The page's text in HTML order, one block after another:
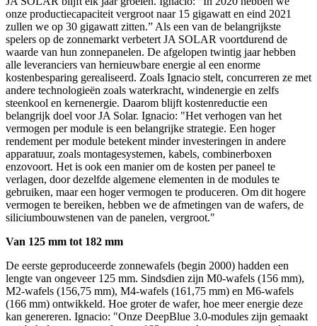
onze productiecapaciteit vergroot naar 15 gigawatt en eind 2021
zullen we op 30 gigawatt zitten.” Als een van de belangrijkste
spelers op de zonnemarkt verbetert JA SOLAR voortdurend de
waarde van hun zonnepanelen. De afgelopen twintig jaar hebben
alle leveranciers van hernieuwbare energie al een enorme
kostenbesparing gerealiseerd. Zoals Ignacio stelt, concurreren ze met
andere technologieën zoals waterkracht, windenergie en zelfs
steenkool en kernenergie. Daarom blijft kostenreductie een
belangrijk doel voor JA Solar. Ignacio: "Het verhogen van het
vermogen per module is een belangrijke strategie. Een hoger
rendement per module betekent minder investeringen in andere
apparatuur, zoals montagesystemen, kabels, combinerboxen
enzovoort. Het is ook een manier om de kosten per paneel te
verlagen, door dezelfde algemene elementen in de modules te
gebruiken, maar een hoger vermogen te produceren. Om dit hogere
vermogen te bereiken, hebben we de afmetingen van de wafers, de
siliciumbouwstenen van de panelen, vergroot."
Van 125 mm tot 182 mm
De eerste geproduceerde zonnewafels (begin 2000) hadden een
lengte van ongeveer 125 mm. Sindsdien zijn M0-wafels (156 mm),
M2-wafels (156,75 mm), M4-wafels (161,75 mm) en M6-wafels
(166 mm) ontwikkeld. Hoe groter de wafer, hoe meer energie deze
kan genereren. Ignacio: "Onze DeepBlue 3.0-modules zijn gemaakt